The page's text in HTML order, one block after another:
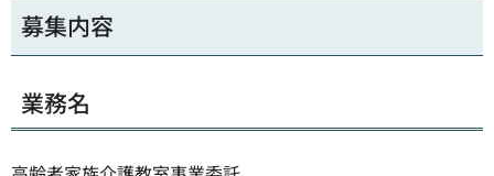
募集内容
業務名